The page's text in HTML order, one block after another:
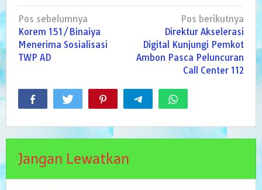
Navigasi
pos
Pos sebelumnya
Korem 151/Binaiya
Menerima Sosialisasi
TWP AD
Pos berikutnya
Direktur Akselerasi
Digital Kunjungi Pemkot
Ambon Pasca Peluncuran
Call Center 112
Jangan Lewatkan